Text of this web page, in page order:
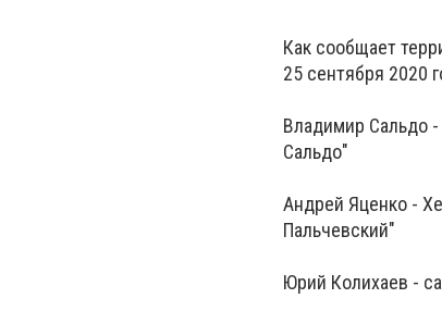
Как сообщает
25 сентября 2020
Владимир Сальдо -
Сальдо"
Андрей Яценко -
Пальчевский"
Юрий Колихаев -